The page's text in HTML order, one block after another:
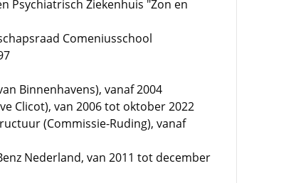
Psychiatrisch Ziekenhuis "Zon en
Comeniusschool
Binnenhavens), vanaf 2004
Clicot), van 2006 tot oktober 2022
(Commissie-Ruding), vanaf
Nederland, van 2011 tot december